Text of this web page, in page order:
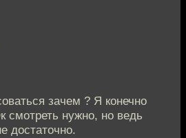
зачем ? Я конечно
смотреть нужно, но ведь
достаточно.